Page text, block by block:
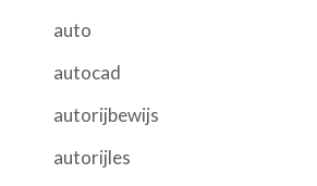
auto
autocad
autorijbewijs
autorijles